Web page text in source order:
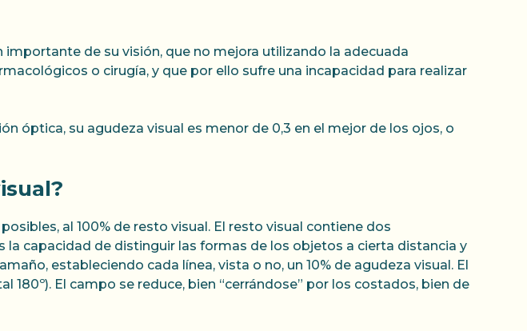
de su visión, que no mejora utilizando la adecuada
o cirugía, y que por ello sufre una incapacidad para realizar
óptica, su agudeza visual es menor de 0,3 en el mejor de los ojos, o
al 100% de resto visual. El resto visual contiene dos
la capacidad de distinguir las formas de los objetos a cierta distancia y
estableciendo cada línea, vista o no, un 10% de agudeza visual. El
El campo se reduce, bien “cerrándose” por los costados, bien de